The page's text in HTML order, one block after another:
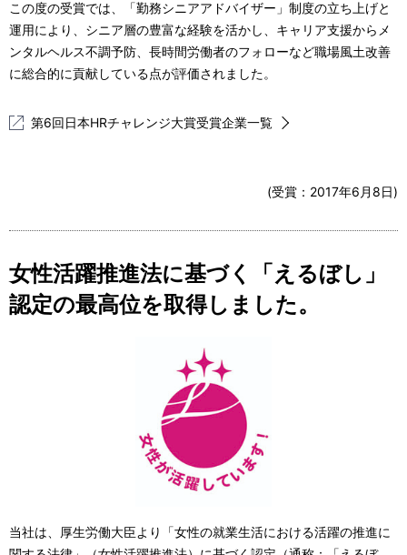
この度の受賞では、「勤務シニアアドバイザー」制度の立ち上げと
運用により、シニア層の豊富な経験を活かし、キャリア支援からメ
ンタルヘルス不調予防、長時間労働者のフォローなど職場風土改善
に総合的に貢献している点が評価されました。
第6回日本HRチャレンジ大賞受賞企業一覧
(受賞： 2017年6月8日)
女性活躍推進法に基づく「えるぼし」
認定の最高位を取得しました。
当社は、厚生労働大臣より「女性の就業生活における活躍の推進に